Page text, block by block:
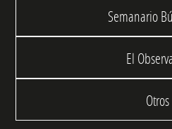
Semanario
El
Otros